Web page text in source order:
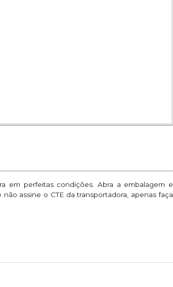
em perfeitas condições. Abra a embalagem e
assine o CTE da transportadora, apenas faça